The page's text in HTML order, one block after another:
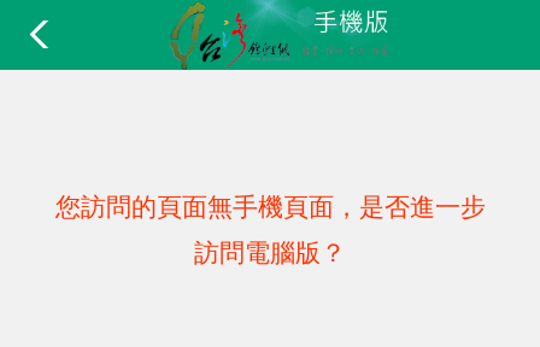
您訪問的頁面無手機頁面，是否進一步
訪問電腦版？